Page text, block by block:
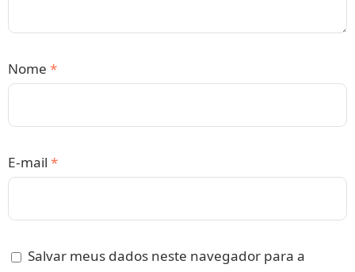
Nome *
E-mail *
Salvar meus dados neste navegador para a